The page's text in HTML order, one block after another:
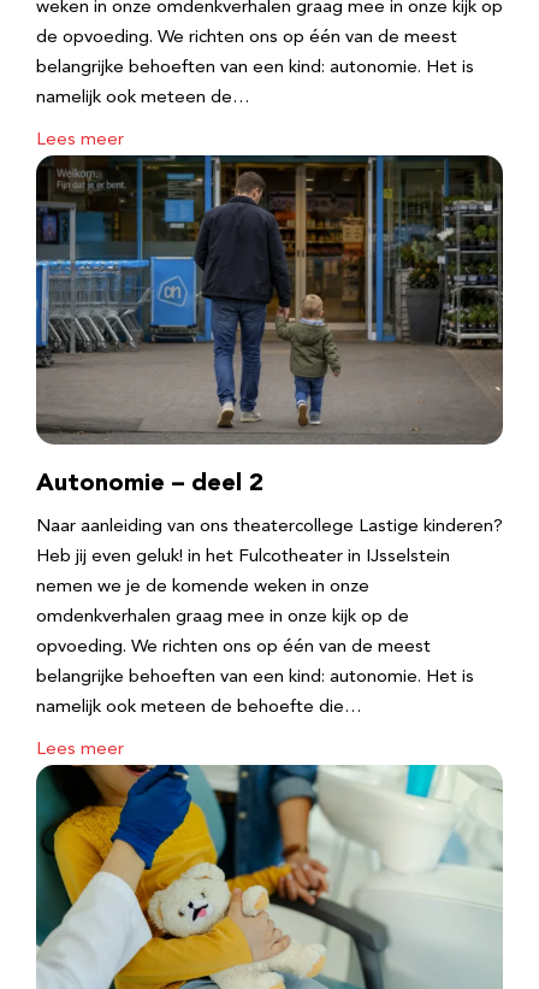
weken in onze omdenkverhalen graag mee in onze kijk op
de opvoeding. We richten ons op één van de meest
belangrijke behoeften van een kind: autonomie. Het is
namelijk ook meteen de…
Lees meer
Autonomie – deel 2
Naar aanleiding van ons theatercollege Lastige kinderen?
Heb jij even geluk! in het Fulcotheater in IJsselstein
nemen we je de komende weken in onze
omdenkverhalen graag mee in onze kijk op de
opvoeding. We richten ons op één van de meest
belangrijke behoeften van een kind: autonomie. Het is
namelijk ook meteen de behoefte die…
Lees meer